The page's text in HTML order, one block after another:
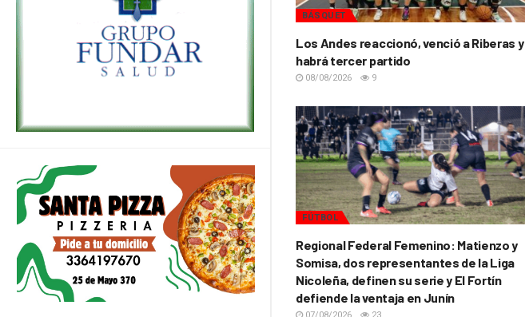
BÁSQUET
Los Andes reaccionó, venció a Riberas y
habrá tercer partido
08/08/2026 9
FÚTBOL
Regional Federal Femenino: Matienzo y
Somisa, dos representantes de la Liga
Nicoleña, definen su serie y El Fortín
defiende la ventaja en Junín
07/08/2026 23